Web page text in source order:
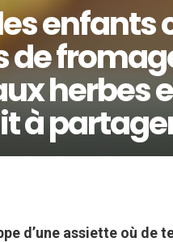
enfants
de
herbes
à
d’une assiette où de